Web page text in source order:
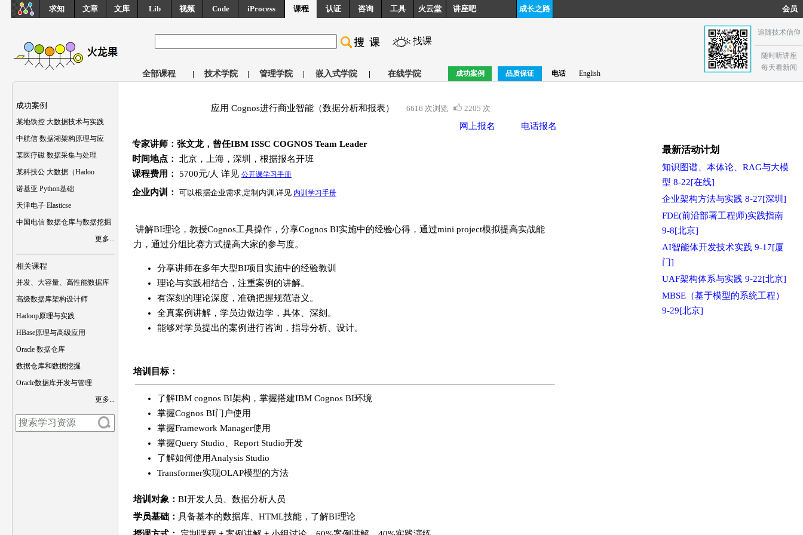
求知 文章 文库 Lib 视频 Code iProcess 课程 认证 咨询 工具 火云堂 讲座吧 成长之路 会员
找课
全部课程 | 技术学院 | 管理学院 | 嵌入式学院 | 在线学院 成功案例 品质保证 电话 English
追随技术信仰
随时听讲座
每天看新闻
成功案例
某地铁控 大数据技术与实践
中航信 数据湖架构原理与应
某医疗磁 数据采集与处理
某科技公 大数据（Hadoo
诺基亚 Python基础
天津电子 Elasticse
中国电信 数据仓库与数据挖掘
更多...
相关课程
并发、大容量、高性能数据库
高级数据库架构设计师
Hadoop原理与实践
HBase原理与高级应用
Oracle 数据仓库
数据仓库和数据挖掘
Oracle数据库开发与管理
更多...
应用 Cognos进行商业智能（数据分析和报表） 6616 次浏览 2205 次
网上报名
电话报名
专家讲师：张文龙，曾任IBM ISSC COGNOS Team Leader
时间地点：
北京，上海，深圳，根据报名开班
课程费用：
5700元/人 详见 公开课学习手册
企业内训： 可以根据企业需求,定制内训,详见 内训学习手册
讲解BI理论，教授Cognos工具操作，分享Cognos BI实施中的经验心得，通过mini project模拟提高实战能
力，通过分组比赛方式提高大家的参与度。
分享讲师在多年大型BI项目实施中的经验教训
理论与实践相结合，注重案例的讲解。
有深刻的理论深度，准确把握规范语义。
全真案例讲解，学员边做边学，具体、深刻。
能够对学员提出的案例进行咨询，指导分析、设计。
培训 目标：
了解IBM cognos BI架构，掌握搭建IBM Cognos BI环境
掌握Cognos BI门户使用
掌握Framework Manager使用
掌握Query Studio、Report Studio开发
了解如何使用Analysis Studio
Transformer实现OLAP模型的方法
培训对象： BI开发人员、数据分析人员
学员基础： 具备基本的数据库、HTML技能，了解BI理论
最新活动计划
知识图谱、本体论、RAG与大模
型 8-22[在线]
企业架构方法与实践 8-27[深圳]
FDE(前沿部署工程师)实践指南
9-8[北京]
AI智能体开发技术实践 9-17[厦
门]
UAF架构体系与实践 9-22[北京]
MBSE（基于模型的系统工程）
9-29[北京]